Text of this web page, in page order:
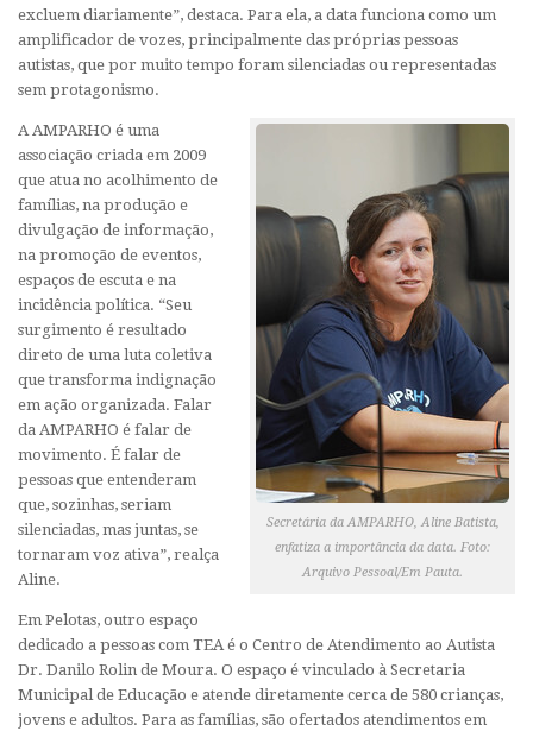
excluem diariamente”, destaca. Para ela, a data funciona como um
amplificador de vozes, principalmente das próprias pessoas
autistas, que por muito tempo foram silenciadas ou representadas
sem protagonismo.
Secretária da AMPARHO, Aline Batista,
enfatiza a importância da data. Foto:
Arquivo Pessoal/Em Pauta.
A AMPARHO é uma
associação criada em 2009
que atua no acolhimento de
famílias, na produção e
divulgação de informação,
na promoção de eventos,
espaços de escuta e na
incidência política. “Seu
surgimento é resultado
direto de uma luta coletiva
que transforma indignação
em ação organizada. Falar
da AMPARHO é falar de
movimento. É falar de
pessoas que entenderam
que, sozinhas, seriam
silenciadas, mas juntas, se
tornaram voz ativa”, realça
Aline.
Em Pelotas, outro espaço
dedicado a pessoas com TEA é o Centro de Atendimento ao Autista
Dr. Danilo Rolin de Moura. O espaço é vinculado à Secretaria
Municipal de Educação e atende diretamente cerca de 580 crianças,
jovens e adultos. Para as famílias, são ofertados atendimentos em